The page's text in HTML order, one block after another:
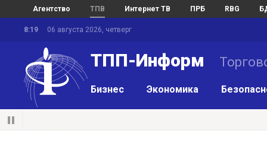
Агентство ТПВ Интернет ТВ ПРБ RBG
8:19 06 августа 2026, четверг
ТПП-Информ
Бизнес Экономика